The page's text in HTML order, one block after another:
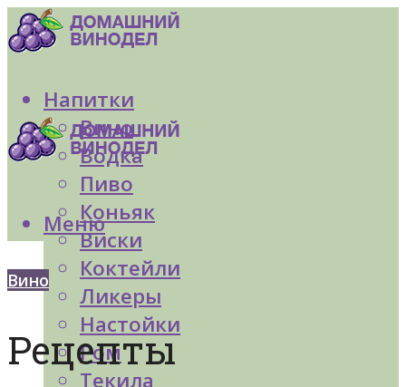
Напитки
Вино
Водка
Пиво
Коньяк
Виски
Коктейли
Ликеры
Настойки
Ром
Текила
Меню
Вино
Рецепты